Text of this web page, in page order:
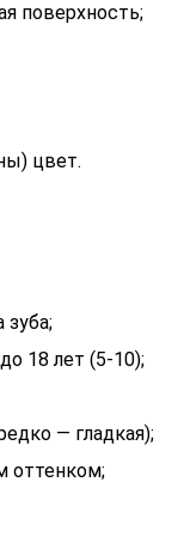
поверхность;
цвет.
18 лет (5-10);
— гладкая);
оттенком;